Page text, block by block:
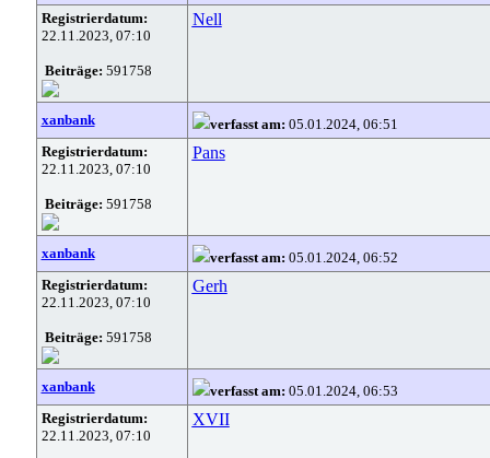
Registrierdatum:
22.11.2023, 07:10
Beiträge: 591758
Nell
xanbank verfasst am: 05.01.2024, 06:51
Registrierdatum:
22.11.2023, 07:10
Beiträge: 591758
Pans
xanbank verfasst am: 05.01.2024, 06:52
Registrierdatum:
22.11.2023, 07:10
Beiträge: 591758
Gerh
xanbank verfasst am: 05.01.2024, 06:53
Registrierdatum:
22.11.2023, 07:10
XVII